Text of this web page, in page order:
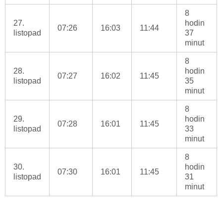
27.
listopad
07:26 16:03 11:44
8
hodin
37
minut
28.
listopad
07:27 16:02 11:45
8
hodin
35
minut
29.
listopad
07:28 16:01 11:45
8
hodin
33
minut
30.
listopad
07:30 16:01 11:45
8
hodin
31
minut